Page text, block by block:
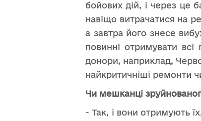
бойових дій, і через це
навіщо витрачатися на
а завтра його знесе
повинні отримувати
донори, наприклад,
найкритичніші ремонти
Чи мешканці
- Так, і вони отримують